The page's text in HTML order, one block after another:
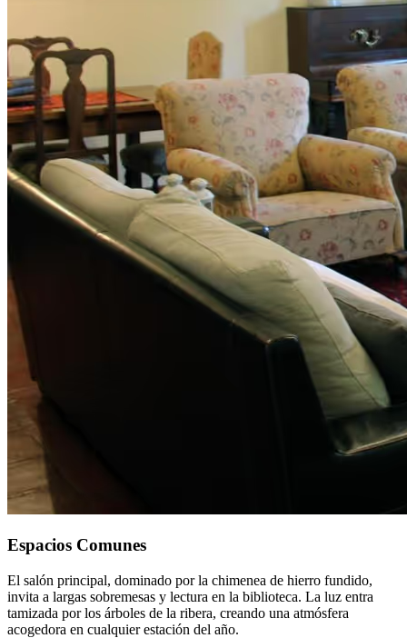
Espacios Comunes
El salón principal, dominado por la chimenea de hierro fundido,
invita a largas sobremesas y lectura en la biblioteca. La luz entra
tamizada por los árboles de la ribera, creando una atmósfera
acogedora en cualquier estación del año.